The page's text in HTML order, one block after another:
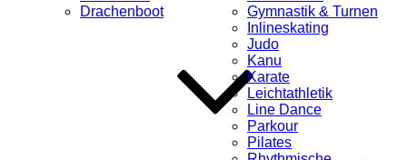
Drachenboot
Gymnastik & Turnen
Inlineskating
Judo
Kanu
Karate
Leichtathletik
Line Dance
Parkour
Pilates